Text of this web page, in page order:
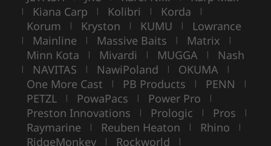
| Kiana Carp | Kolibri | Korda |
Korum | Kryston | KUMU | Lowrance
| Mainline | Massive Baits | Matrix |
Minn Kota | Mivardi | MUGGA | Nash
| NAVITAS | NawiPoland | OKUMA |
One More Cast | PB Products | PENN |
PETZL | PowaPacs | Power Pro |
Preston Innovations | Prologic | Pros |
Raymarine | Reuben Heaton | Rhino |
RidgeMonkey | Rockworld |